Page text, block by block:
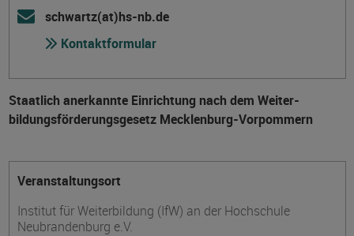
schwartz(at)hs-nb.de
Kontaktformular
Staatlich anerkannte Einrichtung nach dem Weiter­
bildungs­förderungs­gesetz Mecklenburg-Vorpommern
Veranstaltungsort
Institut für Weiterbildung (IfW) an der Hochschule
Neubrandenburg e.V.